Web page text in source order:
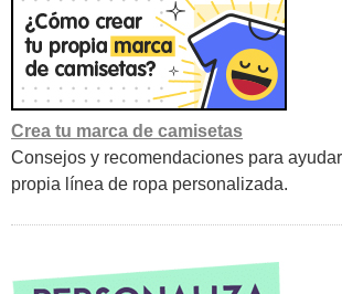
Crea tu marca de camisetas
Consejos y recomendaciones para
propia línea de ropa personalizada.